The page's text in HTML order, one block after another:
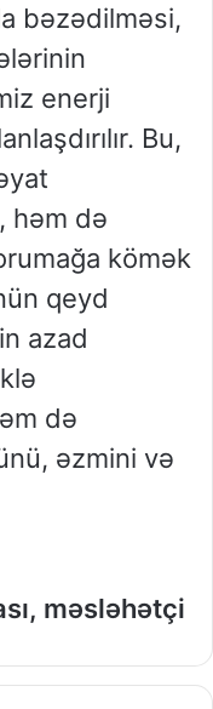
bəzədilməsi,
enerji
Bu,
həm də
kömək
qeyd
azad
də
əzmini və
məsləhətçi